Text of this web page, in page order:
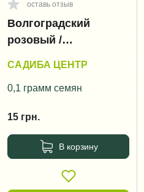
оставь отзыв
Волгоградский
розовый /
САДИБА ЦЕНТР
0,1 грамм семян
15 грн.
В корзину